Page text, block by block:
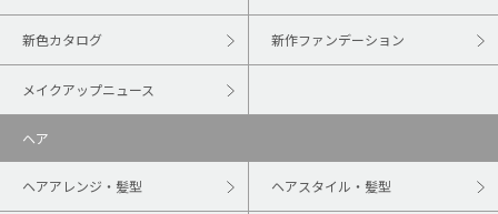
新色カタログ 新作ファンデーション
メイクアップニュース
ヘア
ヘアアレンジ・髪型 ヘアスタイル・髪型